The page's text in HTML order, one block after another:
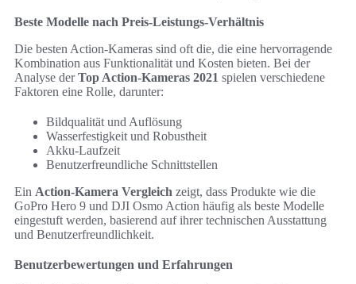
Beste Modelle nach Preis-Leistungs-Verhältnis
Die besten Action-Kameras sind oft die, die eine hervorragende
Kombination aus Funktionalität und Kosten bieten. Bei der
Analyse derTop Action-Kameras 2021 spielen verschiedene
Faktoren eine Rolle, darunter:
Bildqualität und Auflösung
Wasserfestigkeit und Robustheit
Akku-Laufzeit
Benutzerfreundliche Schnittstellen
Ein Action-Kamera Vergleich zeigt, dass Produkte wie die
GoPro Hero 9 und DJI Osmo Action häufig als beste Modelle
eingestuft werden, basierend auf ihrer technischen Ausstattung
und Benutzerfreundlichkeit.
Benutzerbewertungen und Erfahrungen